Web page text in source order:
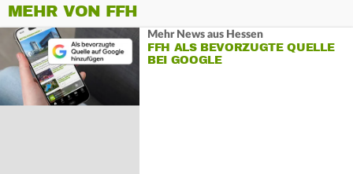
MEHR VON FFH
Mehr News aus Hessen
FFH ALS BEVORZUGTE QUELLE
BEI GOOGLE